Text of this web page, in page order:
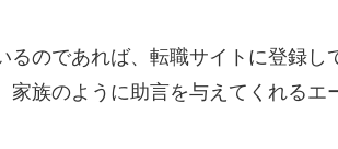
るのであれば、転職サイトに登録し
族のように助言を与えてくれるエ